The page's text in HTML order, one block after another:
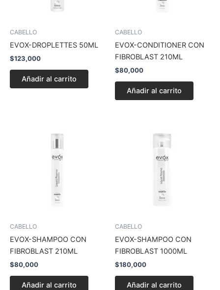
CABELLO
EVOX-DROPLETTES 50ML
$123,000
Añadir al carrito
CABELLO
EVOX-CONDITIONER CON
FIBROBLAST 210ML
$80,000
Añadir al carrito
CABELLO
EVOX-SHAMPOO CON
FIBROBLAST 210ML
$80,000
Añadir al carrito
CABELLO
EVOX-SHAMPOO CON
FIBROBLAST 1000ML
$180,000
Añadir al carrito